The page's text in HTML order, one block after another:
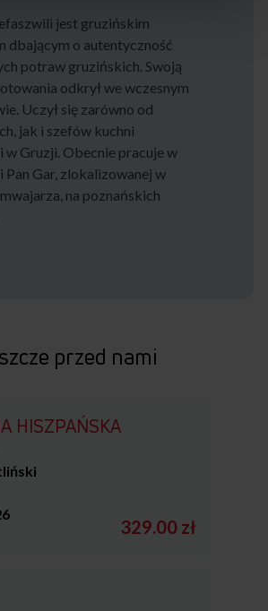
jest gruzińskim
dbającym o autentyczność
potraw gruzińskich. Swoją
odkrył we wczesnym
Uczył się zarówno od
jak i szefów kuchni
w Gruzji. Obecnie pracuje w
Pan Gar, zlokalizowanej w
na poznańskich
przed nami
HISZPAŃSKA
329.00 zł